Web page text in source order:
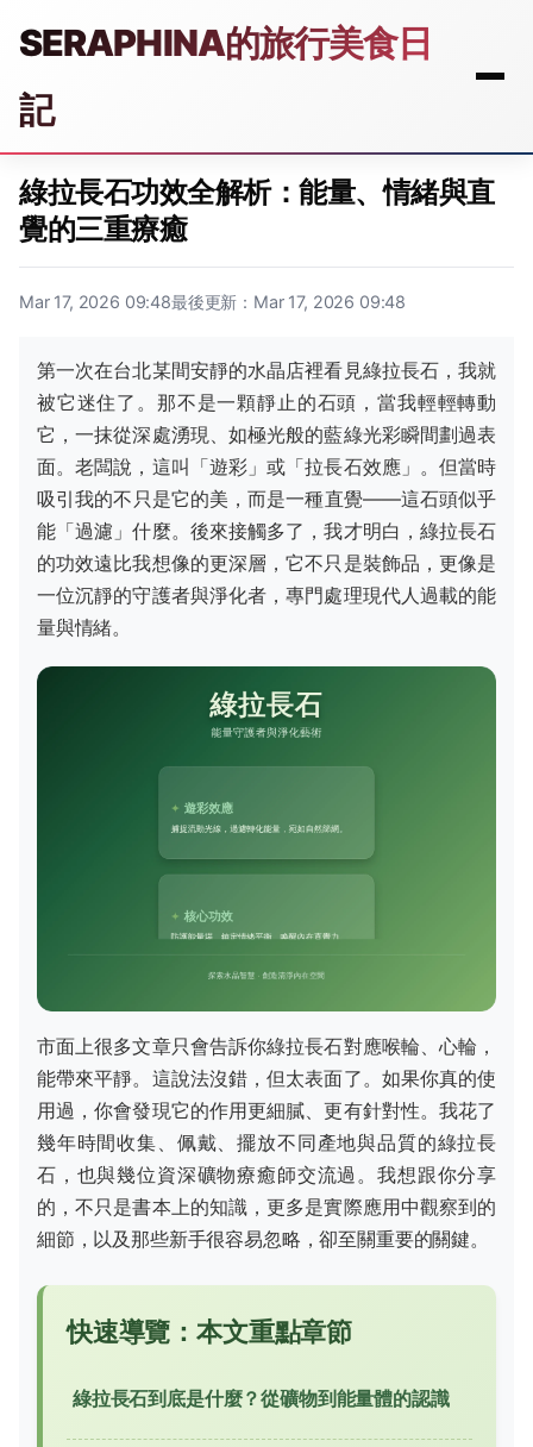
SERAPHINA的旅行美食日
記
綠拉長石功效全解析：能量、情緒與直
覺的三重療癒
Mar 17, 2026 09:48最後更新：Mar 17, 2026 09:48
第一次在台北某間安靜的水晶店裡看見綠拉長石，我就
被它迷住了。那不是一顆靜止的石頭，當我輕輕轉動
它，一抹從深處湧現、如極光般的藍綠光彩瞬間劃過表
面。老闆說，這叫「遊彩」或「拉長石效應」。但當時
吸引我的不只是它的美，而是一種直覺——這石頭似乎
能「過濾」什麼。後來接觸多了，我才明白，綠拉長石
的功效遠比我想像的更深層，它不只是裝飾品，更像是
一位沉靜的守護者與淨化者，專門處理現代人過載的能
量與情緒。
市面上很多文章只會告訴你綠拉長石對應喉輪、心輪，
能帶來平靜。這說法沒錯，但太表面了。如果你真的使
用過，你會發現它的作用更細膩、更有針對性。我花了
幾年時間收集、佩戴、擺放不同產地與品質的綠拉長
石，也與幾位資深礦物療癒師交流過。我想跟你分享
的，不只是書本上的知識，更多是實際應用中觀察到的
細節，以及那些新手很容易忽略，卻至關重要的關鍵。
快速導覽：本文重點章節
綠拉長石到底是什麼？從礦物到能量體的認識